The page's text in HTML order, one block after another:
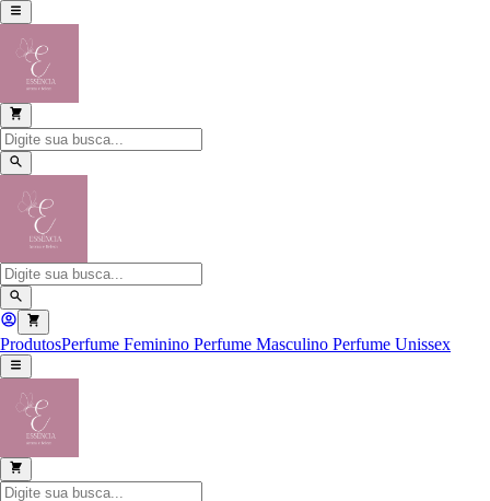
ProdutosPerfume Feminino Perfume Masculino Perfume Unissex